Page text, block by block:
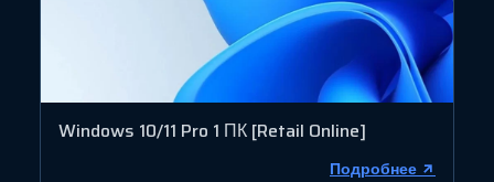
Windows 10/11 Pro 1 ПК [Retail Online]
Подробнее